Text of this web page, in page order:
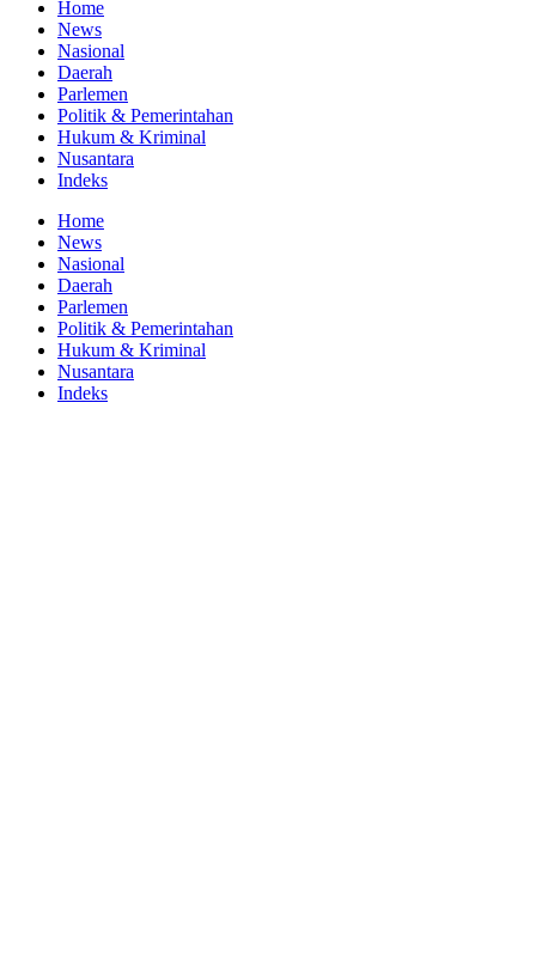
Home
News
Nasional
Daerah
Parlemen
Politik & Pemerintahan
Hukum & Kriminal
Nusantara
Indeks
Home
News
Nasional
Daerah
Parlemen
Politik & Pemerintahan
Hukum & Kriminal
Nusantara
Indeks